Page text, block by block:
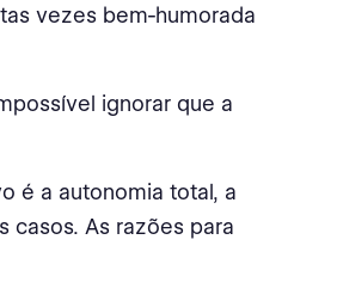
vezes bem-humorada
ignorar que a
é a autonomia total, a
casos. As razões para